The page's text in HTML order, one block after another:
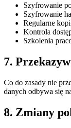
Szyfrowanie
Szyfrowanie
Regularne
Kontrola
Szkolenia
7.
Co do zasady nie
danych odbywa się
8. Zmiany